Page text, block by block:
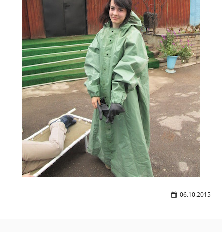
Общероссийская база вакансий "Работа в
России"
Сбербанк Онлайн - оплачивайте
образовательные услуги
06.10.2015